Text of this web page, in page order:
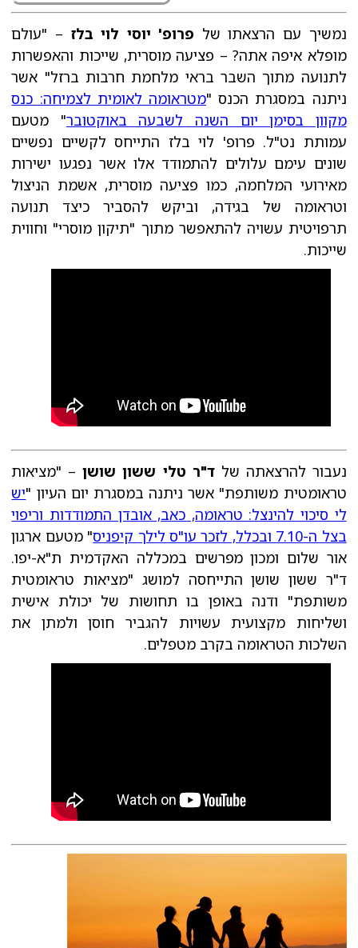
נמשיך עם הרצאתו של פרופ' יוסי לוי בלז – "עולם
מופלא איפה אתה? – פציעה מוסרית, שייכות והאפשרות
לתנועה מתוך השבר בראי מלחמת חרבות ברזל" אשר
ניתנה במסגרת הכנס "מטראומה לאומית לצמיחה: כנס
מקוון בסימן יום השנה לשבעה באוקטובר" מטעם
עמותת נט"ל. פרופ' לוי בלז התייחס לקשיים נפשיים
שונים עימם עלולים להתמודד אלו אשר נפגעו ישירות
מאירועי המלחמה, כמו פציעה מוסרית, אשמת הניצול
וטראומה של בגידה, וביקש להסביר כיצד תנועה
תרפויטית עשויה להתאפשר מתוך "תיקון מוסרי" וחווית
שייכות.
נעבור להרצאתה שלד"ר טלי ששון שושן– "מציאות
טראומטית משותפת" אשר ניתנה במסגרת יום העיון "יש
לי סיכוי להינצל: טראומה, כאב, אובדן התמודדות וריפוי
בצל ה-7.10 ובכלל, לזכר עו"ס לילך קיפניס
" מטעם ארגון
אור שלום ומכון מפרשים במכללה האקדמית ת"א-יפו.
ד"ר ששון שושן התייחסה למושג "מציאות טראומטית
משותפת" ודנה באופן בו תחושות של יכולת אישית
ושליחות מקצועית עשויות להגביר חוסן ולמתן את
השלכות הטראומה בקרב מטפלים.